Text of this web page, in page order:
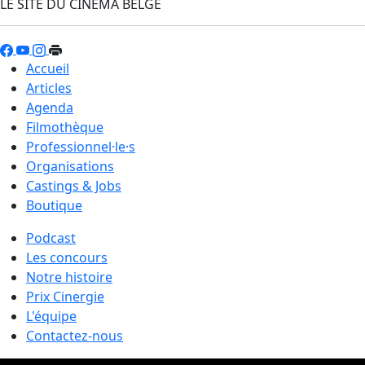
LE SITE DU CINÉMA BELGE
Accueil
Articles
Agenda
Filmothèque
Professionnel·le·s
Organisations
Castings & Jobs
Boutique
Podcast
Les concours
Notre histoire
Prix Cinergie
L'équipe
Contactez-nous